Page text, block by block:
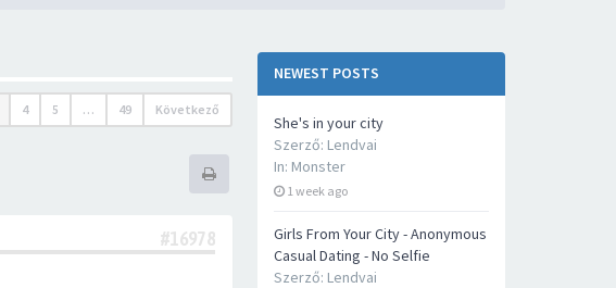
NEWEST POSTS
She's in your city
Szerző: Lendvai
In: Monster
1 week ago
Girls From Your City - Anonymous
Casual Dating - No Selfie
Szerző: Lendvai
4 5 … 49 Következő
#16978